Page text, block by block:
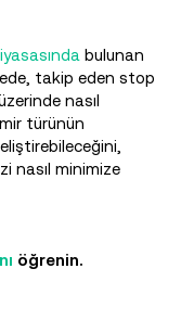
bulunan
takip eden stop
nasıl
türünün
nasıl minimize
öğrenin.